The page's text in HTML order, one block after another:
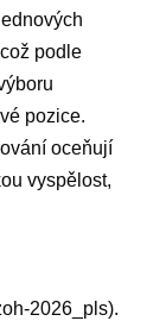
podle
​pozice.
oceňují
vyspělost,
2026_pls).